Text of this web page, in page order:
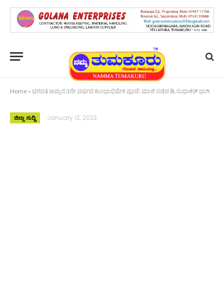
Home » ಭಗವತಿ ಅಮ್ಮನ 3ನೇ ವರ್ಷದ ಕುಂಭಾಭಿಷೇಕ ಪೂಜೆ: ಮಾಜಿ ಸಚಿವ ಡಿ.ಸುಧಾಕರ್ ಭಾಗಿ
ಜಿಲ್ಲಾ ಸುದ್ದಿ January 12, 2022